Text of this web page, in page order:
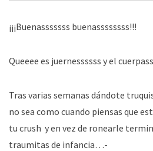
¡¡¡Buenasssssss buenassssssss!!!
Queeee es juernessssss y el
Tras varias semanas dándote
no sea como cuando piensas que
tu crush y en vez de ronearle
traumitas de infancia…-